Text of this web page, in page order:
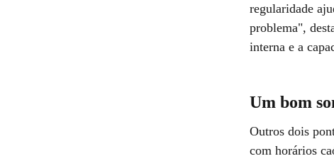
regularidade
problema",
interna e a
Um bom
Outros dois
com horários